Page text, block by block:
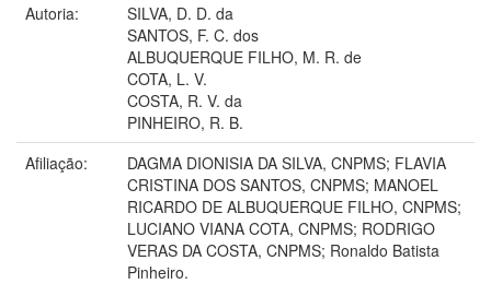
Autoria:
SILVA, D. D. da
SANTOS, F. C. dos
ALBUQUERQUE FILHO, M. R. de
COTA, L. V.
COSTA, R. V. da
PINHEIRO, R. B.
Afiliação:
DAGMA DIONISIA DA SILVA, CNPMS; FLAVIA
CRISTINA DOS SANTOS, CNPMS; MANOEL
RICARDO DE ALBUQUERQUE FILHO, CNPMS;
LUCIANO VIANA COTA, CNPMS; RODRIGO
VERAS DA COSTA, CNPMS; Ronaldo Batista
Pinheiro.